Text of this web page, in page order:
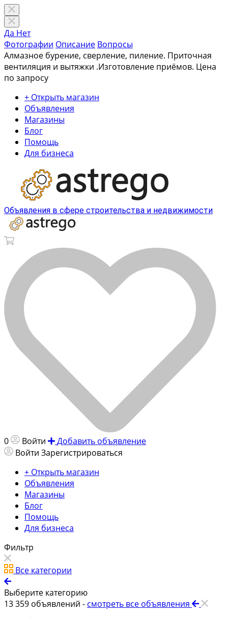
Да Нет
Фотографии Описание Вопросы
Алмазное бурение, сверление, пиление. Приточная
вентиляция и вытяжки .Изготовление приёмов. Цена
по запросу
+ Открыть магазин
Объявления
Магазины
Блог
Помощь
Для бизнеса
Объявления в сфере строительства и недвижимости
0 Войти
Добавить объявление
Войти Зарегистрироваться
+ Открыть магазин
Объявления
Магазины
Блог
Помощь
Для бизнеса
Фильтр
Все категории
Выберите категорию
13 359 объявлений - смотреть все объявления